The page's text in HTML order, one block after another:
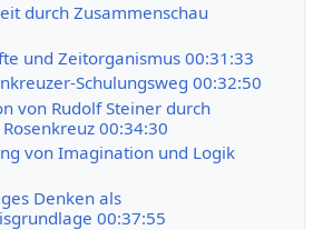
durch Zusammenschau
und Zeitorganismus 00:31:33
Schulungsweg 00:32:50
von Rudolf Steiner durch
00:34:30
von Imagination und Logik
Denken als
00:37:55